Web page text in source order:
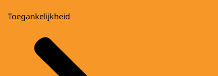
Toegankelijkheid